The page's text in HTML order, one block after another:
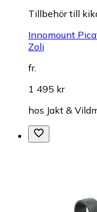
Tillbehör till
Innomount
Zoli
fr.
1 495 kr
hos Jakt &